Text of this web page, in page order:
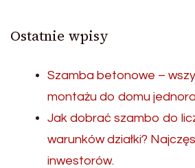
Ostatnie wpisy
Szamba betonowe –
montażu do domu
Jak dobrać szambo do
warunków działki?
inwestorów.